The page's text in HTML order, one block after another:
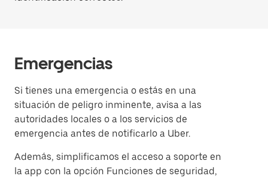
Emergencias
Si tienes una emergencia o estás en una
situación de peligro inminente, avisa a las
autoridades locales o a los servicios de
emergencia antes de notificarlo a Uber.
Además, simplificamos el acceso a soporte en
la app con la opción Funciones de seguridad,